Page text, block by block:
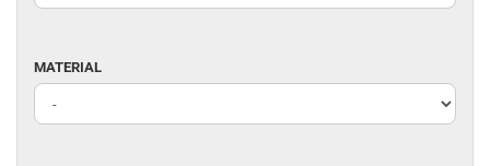
MATERIAL
MATERIAL